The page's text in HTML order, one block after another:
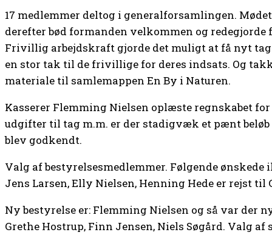
17 medlemmer deltog i generalforsamlingen.
derefter bød formanden velkommen og
Frivillig arbejdskraft gjorde det muligt at få nyt
en stor tak til de frivillige for deres indsats. Og
materiale til samlemappen En By i Naturen.
Kasserer Flemming Nielsen oplæste regnskabet for
udgifter til tag m.m. er der stadigvæk et pænt beløb
blev godkendt.
Valg af bestyrelsesmedlemmer. Følgende ønskede
Jens Larsen, Elly Nielsen, Henning Hede er rejst til
Ny bestyrelse er: Flemming Nielsen og så var der
Grethe Hostrup, Finn Jensen, Niels Søgård. Valg af